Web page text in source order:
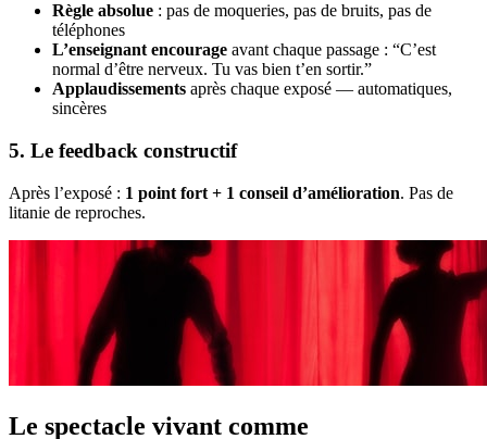
Règle absolue : pas de moqueries, pas de bruits, pas de
téléphones
L’enseignant encourage avant chaque passage : “C’est
normal d’être nerveux. Tu vas bien t’en sortir.”
Applaudissements après chaque exposé — automatiques,
sincères
5. Le feedback constructif
Après l’exposé : 1 point fort + 1 conseil d’amélioration. Pas de
litanie de reproches.
Le spectacle vivant comme